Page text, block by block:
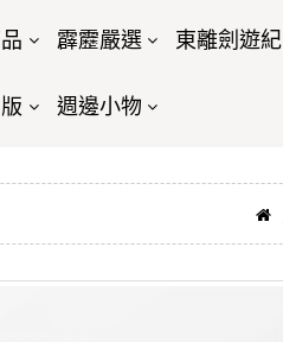
霹靂嚴選 東離劍遊紀
週邊小物